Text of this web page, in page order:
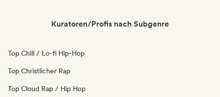
Kuratoren/Profis nach Subgenre
Top Chill / Lo-fi Hip-Hop
Top Christlicher Rap
Top Cloud Rap / Hip Hop